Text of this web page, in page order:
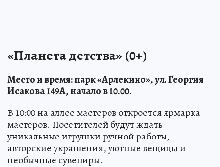
«Планета детства» (0+)
Место и время: парк «Арлекино», ул. Георгия
Исакова 149А, начало в 10.00.
В 10:00 на аллее мастеров откроется ярмарка
мастеров. Посетителей будут ждать
уникальные игрушки ручной работы,
авторские украшения, уютные вещицы и
необычные сувениры.